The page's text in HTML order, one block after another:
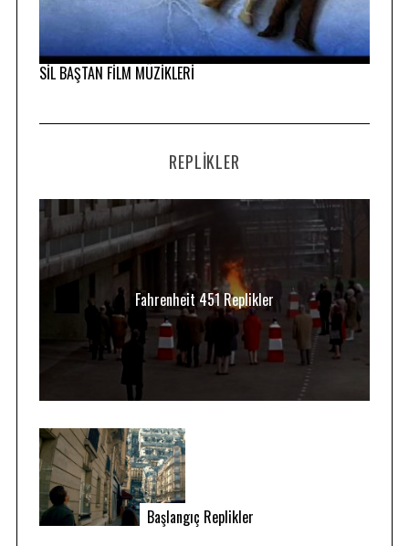
SİL BAŞTAN FİLM MÜZİKLERİ
REPLIKLER
Fahrenheit 451 Replikler
Başlangıç Replikler